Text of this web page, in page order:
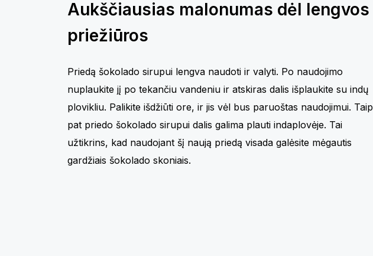
Aukščiausias malonumas dėl lengvos
priežiūros
Priedą šokolado sirupui lengva naudoti ir valyti. Po naudojimo
nuplaukite jį po tekančiu vandeniu ir atskiras dalis išplaukite su indų
plovikliu. Palikite išdžiūti ore, ir jis vėl bus paruoštas naudojimui. Taip
pat priedo šokolado sirupui dalis galima plauti indaplovėje. Tai
užtikrins, kad naudojant šį naują priedą visada galėsite mėgautis
gardžiais šokolado skoniais.